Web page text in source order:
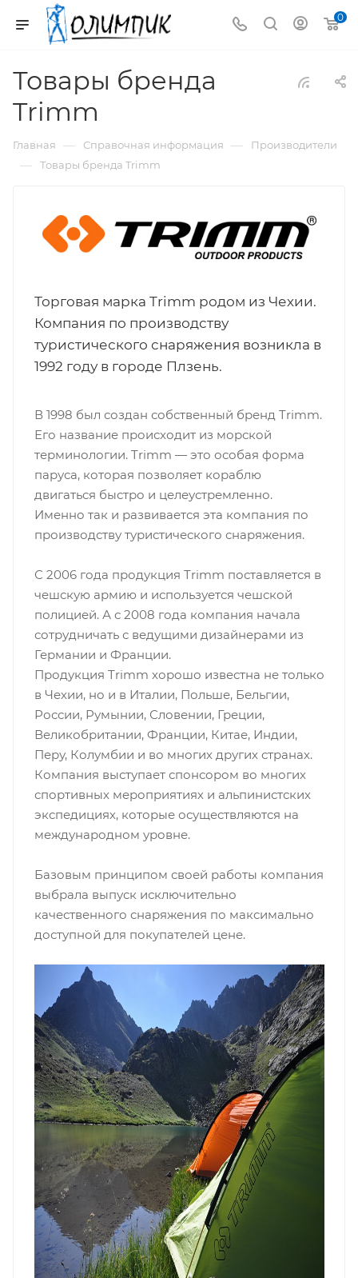
0
Товары бренда
Trimm
Главная — Справочная информация — Производители
— Товары бренда Trimm
Торговая марка Trimm родом из Чехии.
Компания по производству
туристического снаряжения возникла в
1992 году в городе Плзень.
В 1998 был создан собственный бренд Trimm.
Его название происходит из морской
терминологии. Trimm — это особая форма
паруса, которая позволяет кораблю
двигаться быстро и целеустремленно.
Именно так и развивается эта компания по
производству туристического снаряжения.
С 2006 года продукция Trimm поставляется в
чешскую армию и используется чешской
полицией. А с 2008 года компания начала
сотрудничать с ведущими дизайнерами из
Германии и Франции.
Продукция Trimm хорошо известна не только
в Чехии, но и в Италии, Польше, Бельгии,
России, Румынии, Словении, Греции,
Великобритании, Франции, Китае, Индии,
Перу, Колумбии и во многих других странах.
Компания выступает спонсором во многих
спортивных мероприятиях и альпинистских
экспедициях, которые осуществляются на
международном уровне.
Базовым принципом своей работы компания
выбрала выпуск исключительно
качественного снаряжения по максимально
доступной для покупателей цене.